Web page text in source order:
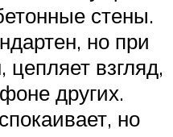
стены.
но при
цепляет взгляд,
других.
но